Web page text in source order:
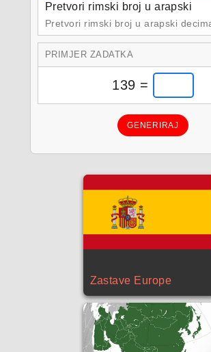
Pretvori rimski broj u arapski
Pretvori rimski broj u arapski
PRIMJER ZADATKA
139 =
GENERIRAJ
Zastave Europe